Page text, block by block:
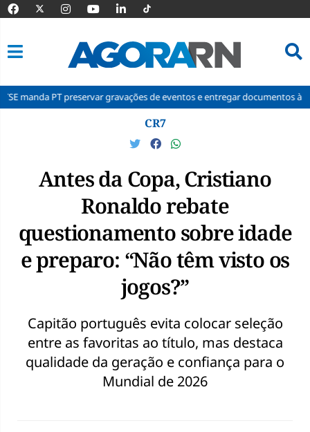
preservar gravações de eventos e entregar documentos à Corte
CR7
Antes da Copa, Cristiano
Ronaldo rebate
questionamento sobre idade
e preparo: “Não têm visto os
jogos?”
Capitão português evita colocar seleção
entre as favoritas ao título, mas destaca
qualidade da geração e confiança para o
Mundial de 2026